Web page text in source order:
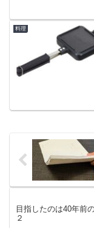
料理
目指したのは40年前
２